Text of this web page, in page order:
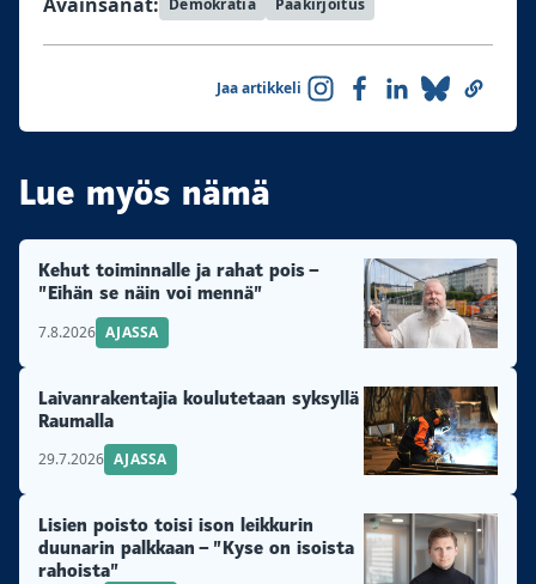
Demokratia Pääkirjoitus
Jaa artikkeli
Lue myös nämä
Kehut toiminnalle ja rahat pois –
”Eihän se näin voi mennä”
7.8.2026 AJASSA
Laivanrakentajia koulutetaan syksyllä
Raumalla
29.7.2026 AJASSA
Lisien poisto toisi ison leikkurin
duunarin palkkaan – ”Kyse on isoista
rahoista”